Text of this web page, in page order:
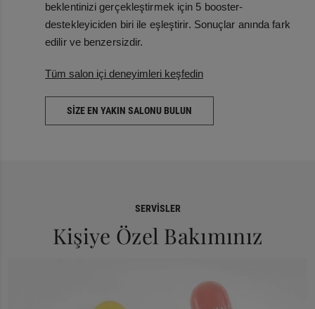
beklentinizi gerçekleştirmek için 5 booster-
destekleyiciden biri ile eşleştirir. Sonuçlar anında fark
edilir ve benzersizdir.
Tüm salon içi deneyimleri keşfedin
SIZE EN YAKIN SALONU BULUN
SERVISLER
Kişiye Özel Bakımınız